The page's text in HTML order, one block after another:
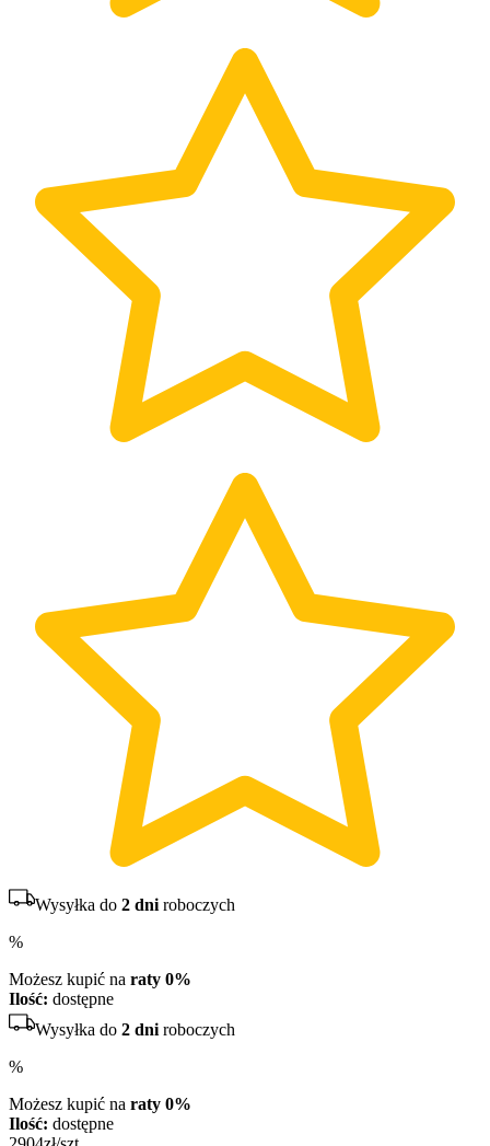
Wysyłka do 2 dniroboczych
%
Możesz kupić na raty 0%
Ilość: dostępne
Wysyłka do 2 dniroboczych
%
Możesz kupić na raty 0%
Ilość: dostępne